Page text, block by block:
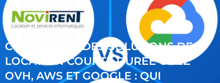
COMPARATIF DES SOLUTIONS DE
LOCATION COURTE DURÉE CHEZ
OVH, AWS ET GOOGLE : QUI